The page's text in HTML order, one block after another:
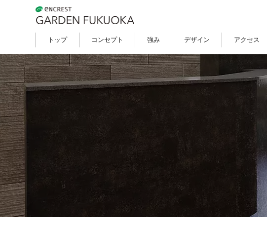
トップ コンセプト 強み デザイン アクセス